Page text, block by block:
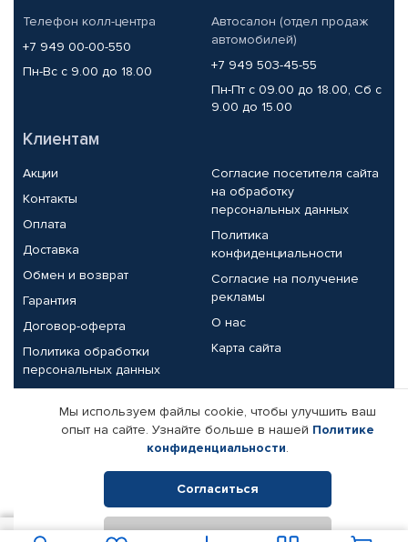
Телефон колл-центра
+7 949 00-00-550
Пн-Вс с 9.00 до 18.00
Автосалон (отдел продаж
автомобилей)
+7 949 503-45-55
Пн-Пт с 09.00 до 18.00, Сб с
9.00 до 15.00
Клиентам
Акции
Контакты
Оплата
Доставка
Обмен и возврат
Гарантия
Договор-оферта
Политика обработки
персональных данных
Согласие посетителя сайта
на обработку
персональных данных
Политика
конфиденциальности
Согласие на получение
рекламы
О нас
Карта сайта
Партнерам
Корпоративным клиентам
Поставщикам
Реквизиты компании
© КАМАЗ ЦЕНТР ДОНЕЦК, 2015-2026. Все права защищены.
Мы используем файлы cookie, чтобы улучшить ваш
опыт на сайте. Узнайте больше в нашей Политике
конфиденциальности.
Согласиться
Отклонить